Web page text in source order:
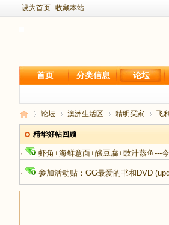
设为首页 收藏本站
首页 分类信息 论坛
新 ›
论坛 澳洲生活区 精明买家 飞
精华好帖回顾
· 虾角+海鲜意面+醸豆腐+豉汁蒸鱼---
· 参加活动贴：GG最爱的书和DVD